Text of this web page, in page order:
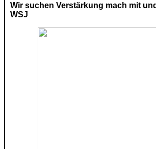
Wir suchen Verstärkung mach mit
WSJ